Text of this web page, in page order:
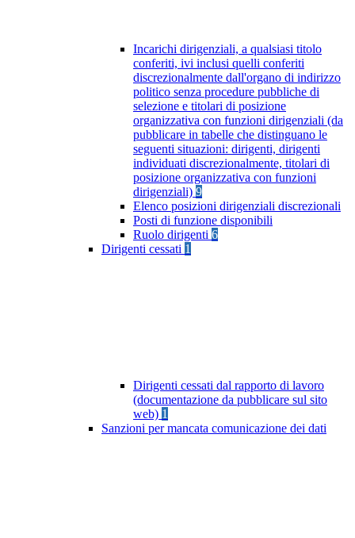
Incarichi dirigenziali, a qualsiasi titolo
conferiti, ivi inclusi quelli conferiti
discrezionalmente dall'organo di indirizzo
politico senza procedure pubbliche di
selezione e titolari di posizione
organizzativa con funzioni dirigenziali (da
pubblicare in tabelle che distinguano le
seguenti situazioni: dirigenti, dirigenti
individuati discrezionalmente, titolari di
posizione organizzativa con funzioni
dirigenziali) 9
Elenco posizioni dirigenziali discrezionali
Posti di funzione disponibili
Ruolo dirigenti 6
Dirigenti cessati 1
Dirigenti cessati dal rapporto di lavoro
(documentazione da pubblicare sul sito
web) 1
Sanzioni per mancata comunicazione dei dati